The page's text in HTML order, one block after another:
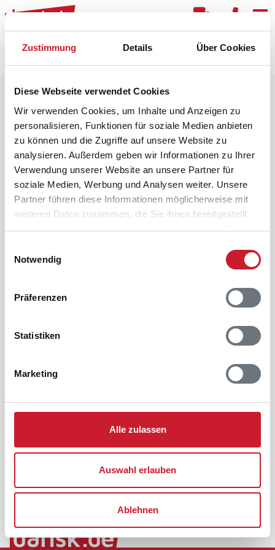
Zustimmung Details Über Cookies
Diese Webseite verwendet Cookies
Wir verwenden Cookies, um Inhalte und Anzeigen zu
personalisieren, Funktionen für soziale Medien anbieten
zu können und die Zugriffe auf unsere Website zu
analysieren. Außerdem geben wir Informationen zu Ihrer
Verwendung unserer Website an unsere Partner für
soziale Medien, Werbung und Analysen weiter. Unsere
Partner führen diese Informationen möglicherweise mit
weiteren Daten zusammen, die Sie ihnen bereitgestellt
haben oder die sie im Rahmen Ihrer Nutzung der Dienste
Notwendig
Präferenzen
Statistiken
Marketing
Alle zulassen
Auswahl erlauben
Ablehnen
Filter Raster